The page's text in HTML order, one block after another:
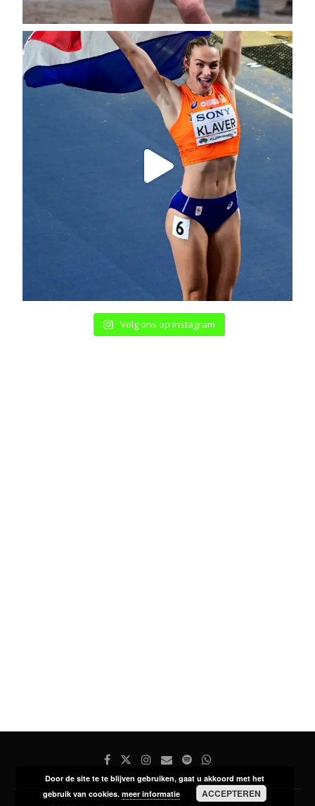
Volg ons op instagram
Door de site te te blijven gebruiken, gaat u akkoord met het
gebruik van cookies.meer informatie ACCEPTEREN